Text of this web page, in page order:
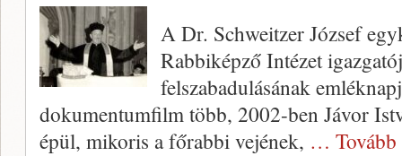
A Dr. Schweitzer József
Rabbiképző Intézet
felszabadulásának
dokumentumfilm több, 2002-ben Jávor
épül, mikoris a főrabbi vejének, … Tovább